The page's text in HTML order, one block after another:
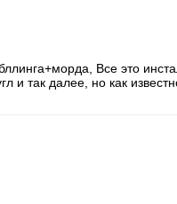
Все это
и так далее, но как